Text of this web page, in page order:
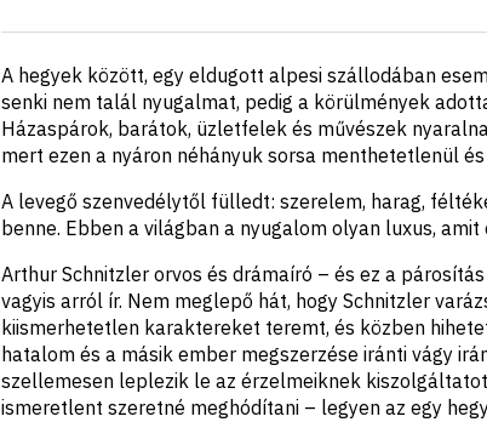
Rövid
ismertető
A hegyek között, egy eldugott alpesi szállodában
senki nem talál nyugalmat, pedig a körülmények
Házaspárok, barátok, üzletfelek és művészek
mert ezen a nyáron néhányuk sorsa menthetetlenül
A levegő szenvedélytől fülledt: szerelem, harag,
benne. Ebben a világban a nyugalom olyan luxus,
Arthur Schnitzler orvos és drámaíró – és ez a
vagyis arról ír. Nem meglepő hát, hogy Schnitzler
kiismerhetetlen karaktereket teremt, és közben
hatalom és a másik ember megszerzése iránti vágy
szellemesen leplezik le az érzelmeiknek
ismeretlent szeretné meghódítani – legyen az egy